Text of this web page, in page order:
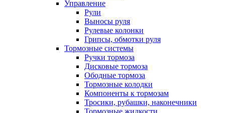
Управление
Рули
Выносы руля
Рулевые колонки
Грипсы, обмотки руля
Тормозные системы
Ручки тормоза
Дисковые тормоза
Ободные тормоза
Тормозные колодки
Компоненты к тормозам
Тросики, рубашки, наконечники
Тормозные жидкости